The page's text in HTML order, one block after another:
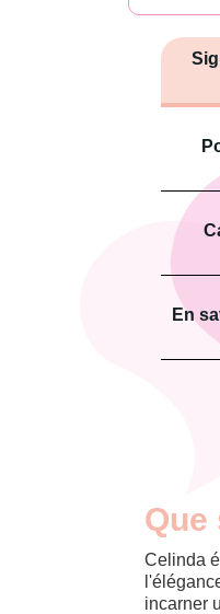
En
Que
Celinda
incarner